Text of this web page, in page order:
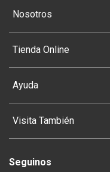
Nosotros
Tienda Online
Ayuda
Visita También
Seguinos